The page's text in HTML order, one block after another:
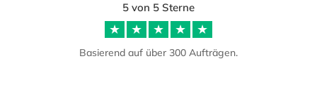
5 von 5 Sterne
☆ ☆ ☆ ☆ ☆
Basierend auf über 300 Aufträgen.